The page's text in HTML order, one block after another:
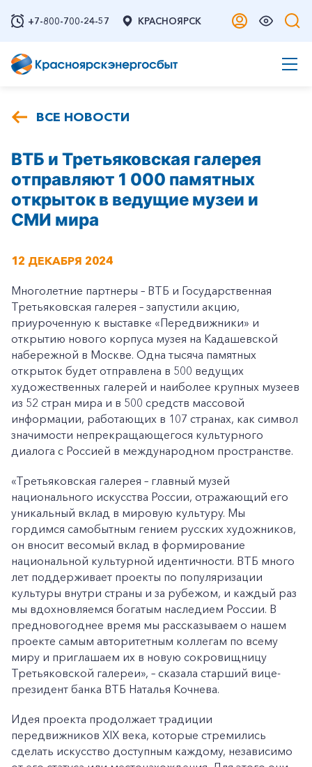
+7-800-700-24-57 КРАСНОЯРСК
ВСЕ НОВОСТИ
ВТБ и Третьяковская галерея
отправляют 1 000 памятных
открыток в ведущие музеи и
СМИ мира
12 ДЕКАБРЯ 2024
Многолетние партнеры – ВТБ и Государственная
Третьяковская галерея – запустили акцию,
приуроченную к выставке «Передвижники» и
открытию нового корпуса музея на Кадашевской
набережной в Москве. Одна тысяча памятных
открыток будет отправлена в 500 ведущих
художественных галерей и наиболее крупных музеев
из 52 стран мира и в 500 средств массовой
информации, работающих в 107 странах, как символ
значимости непрекращающегося культурного
диалога с Россией в международном пространстве.
«Третьяковская галерея – главный музей
национального искусства России, отражающий его
уникальный вклад в мировую культуру. Мы
гордимся самобытным гением русских художников,
он вносит весомый вклад в формирование
национальной культурной идентичности. ВТБ много
лет поддерживает проекты по популяризации
культуры внутри страны и за рубежом, и каждый раз
мы вдохновляемся богатым наследием России. В
предновогоднее время мы рассказываем о нашем
проекте самым авторитетным коллегам по всему
миру и приглашаем их в новую сокровищницу
Третьяковской галереи», – сказала старший вице-
президент банка ВТБ Наталья Кочнева.
Идея проекта продолжает традиции
передвижников XIX века, которые стремились
сделать искусство доступным каждому, независимо